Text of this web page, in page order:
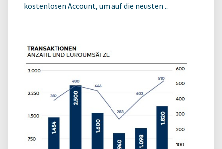
kostenlosen Account, um auf die neusten ...